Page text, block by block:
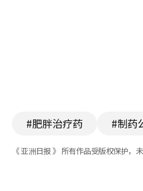
#肥胖治疗药 #制药
《 亚洲日报 》 所有作品受版权保护，